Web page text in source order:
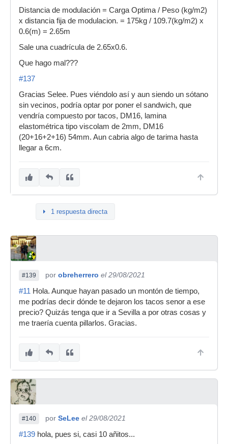
Distancia de modulación = Carga Optima / Peso (kg/m2)
x distancia fija de modulacion. = 175kg / 109.7(kg/m2) x
0.6(m) = 2.65m
Sale una cuadrícula de 2.65x0.6.
Que hago mal???
#137
Gracias Selee. Pues viéndolo así y aun siendo un sótano
sin vecinos, podría optar por poner el sandwich, que
vendría compuesto por tacos, DM16, lamina
elastométrica tipo viscolam de 2mm, DM16
(20+16+2+16) 54mm. Aun cabria algo de tarima hasta
llegar a 6cm.
1 respuesta directa
#139 por obreherrero el 29/08/2021
#11 Hola. Aunque hayan pasado un montón de tiempo,
me podrías decir dónde te dejaron los tacos senor a ese
precio? Quizás tenga que ir a Sevilla a por otras cosas y
me traería cuenta pillarlos. Gracias.
#140 por SeLee el 29/08/2021
#139 hola, pues si, casi 10 añitos...